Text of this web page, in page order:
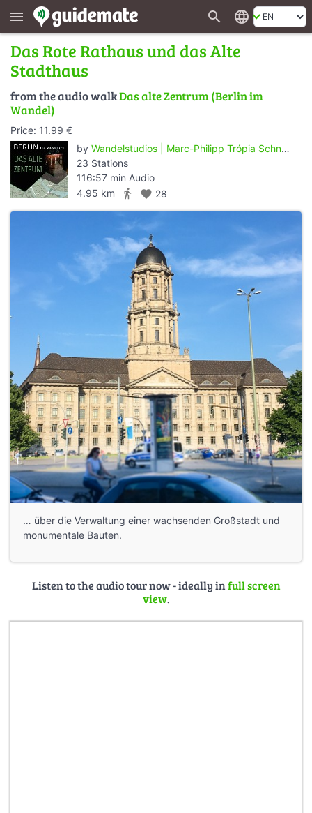
menu search language
Das Rote Rathaus und das Alte
Stadthaus
from the audio walkDas alte Zentrum (Berlin im
Wandel)
Price: 11.99 €
by Wandelstudios | Marc-Philipp Trópia Schneider
23 Stations
116:57 min Audio
4.95 km
directions_walk favorite 28
… über die Verwaltung einer wachsenden Großstadt und
monumentale Bauten.
Listen to the audio tour now - ideally infull screen
view.